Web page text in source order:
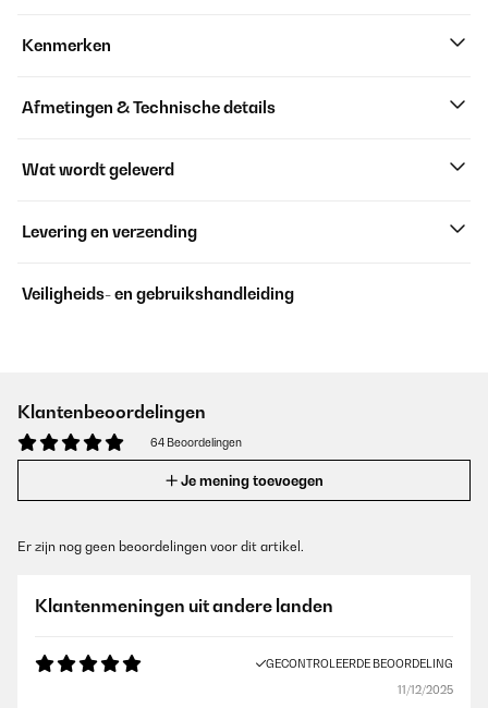
Kenmerken
Afmetingen & Technische details
Wat wordt geleverd
Levering en verzending
Veiligheids- en gebruikshandleiding
Klantenbeoordelingen
64 Beoordelingen
Je mening toevoegen
Er zijn nog geen beoordelingen voor dit artikel.
Klantenmeningen uit andere landen
GECONTROLEERDE BEOORDELING
11/12/2025